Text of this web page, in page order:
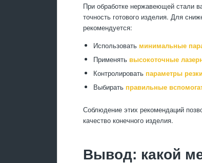
При обработке нержавеющей стали
точность готового изделия. Для
рекомендуется:
Использовать минимальные
Применять высокоточные
Контролировать параметры резки
Выбирать правильные
Соблюдение этих рекомендаций
качество конечного изделия.
Вывод: какой